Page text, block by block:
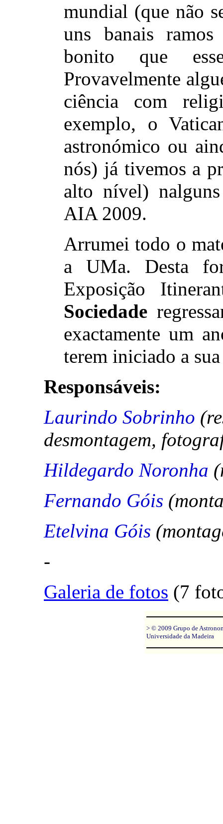
mundial (que não
uns banais
bonito que
Provavelmente
ciência com
exemplo, o
astronómico ou
nós) já tivemos a
alto nível)
AIA 2009.
Arrumei todo o
a UMa. Desta
Exposição
Sociedade
exactamente um
terem iniciado a
Responsáveis:
Laurindo Sobrinho
desmontagem,
Hildegardo Noronha
Fernando Góis
Etelvina Góis
-
Galeria de fotos (7
> © 2009 Grupo de
Universidade da Madeira